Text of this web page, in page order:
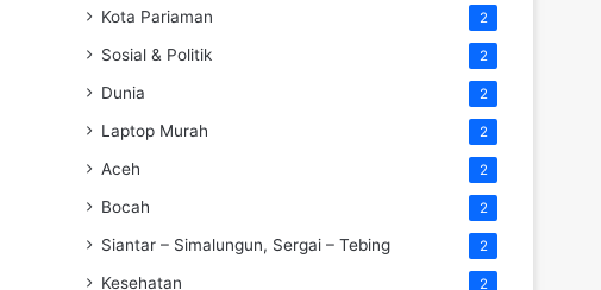
Kota Pariaman 2
Sosial & Politik 2
Dunia 2
Laptop Murah 2
Aceh 2
Bocah 2
Siantar – Simalungun, Sergai – Tebing 2
Kesehatan 2